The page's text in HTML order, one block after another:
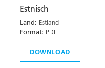
Estnisch
Land: Estland
Format: PDF
DOWNLOAD